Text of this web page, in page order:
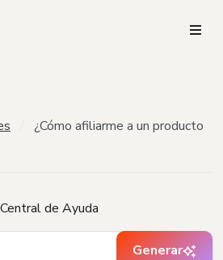
¿Cómo afiliarme a un producto
de Ayuda
Generar